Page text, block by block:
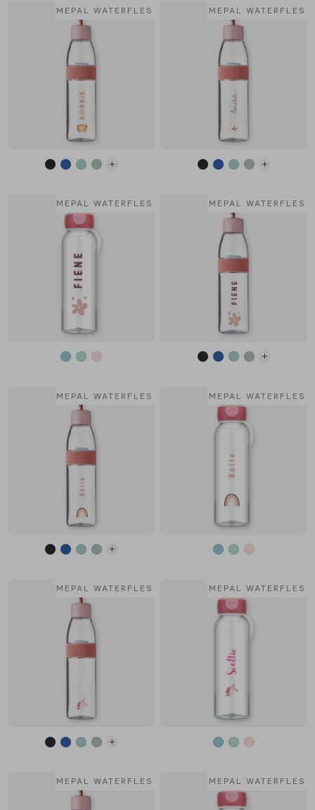
MEPAL WATERFLES MEPAL WATERFLES
MEPAL WATERFLES MEPAL WATERFLES
MEPAL WATERFLES MEPAL WATERFLES
MEPAL WATERFLES MEPAL WATERFLES
MEPAL WATERFLES MEPAL WATERFLES